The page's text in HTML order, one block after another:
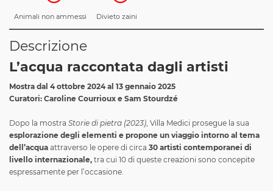
Animali non ammessi Divieto zaini
Descrizione
L’acqua raccontata dagli artisti
Mostra dal 4 ottobre 2024 al 13 gennaio 2025
Curatori: Caroline Courrioux e Sam Stourdzé
Dopo la mostra Storie di pietra (2023), Villa Medici prosegue la sua
esplorazione degli elementi e propone un viaggio intorno al tema
dell’acqua attraverso le opere di circa 30 artisti contemporanei di
livello internazionale, tra cui 10 di queste creazioni sono concepite
espressamente per l’occasione.